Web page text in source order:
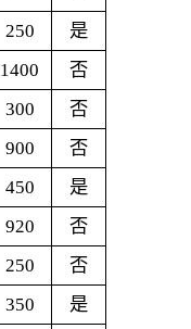
250
是
1400
否
300
否
900
否
450
是
920
否
250
否
350
是